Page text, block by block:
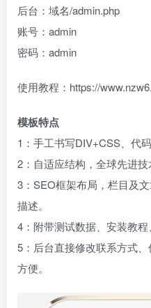
后台：域名/admin.php
账号：admin
密码：admin
使用教程：https://
模板特点
1：手工书写DIV+CSS、代码
2：自适应结构，全球先进技
3：SEO框架布局，栏目及
描述。
4：附带测试数据、安装教程
5：后台直接修改联系方式
方便。